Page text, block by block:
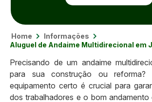
Home
Informações
Aluguel de Andaime Multidirecional em
Precisando de um andaime
para sua construção ou
equipamento certo é crucial para
dos trabalhadores e o bom andamento